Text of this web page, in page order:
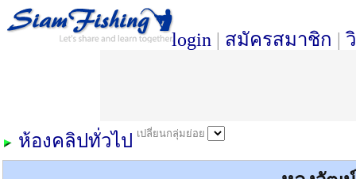
login | สมัครสมาชิก |
เปลี่ยนกลุ่มย่อย
ห้องคลิปทั่วไป